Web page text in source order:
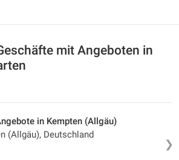
mit Angeboten in
❯
in Kempten (Allgäu)
(Allgäu), Deutschland